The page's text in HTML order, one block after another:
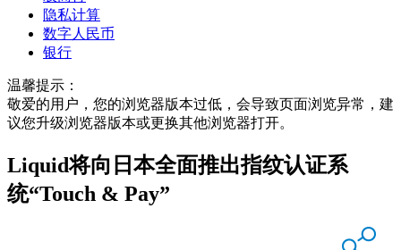
隐私计算
数字人民币
银行
温馨提示：
敬爱的用户，您的浏览器版本过低，会导致页面浏览异常，建
议您升级浏览器版本或更换其他浏览器打开。
Liquid将向日本全面推出指纹认证系
统“Touch & Pay”